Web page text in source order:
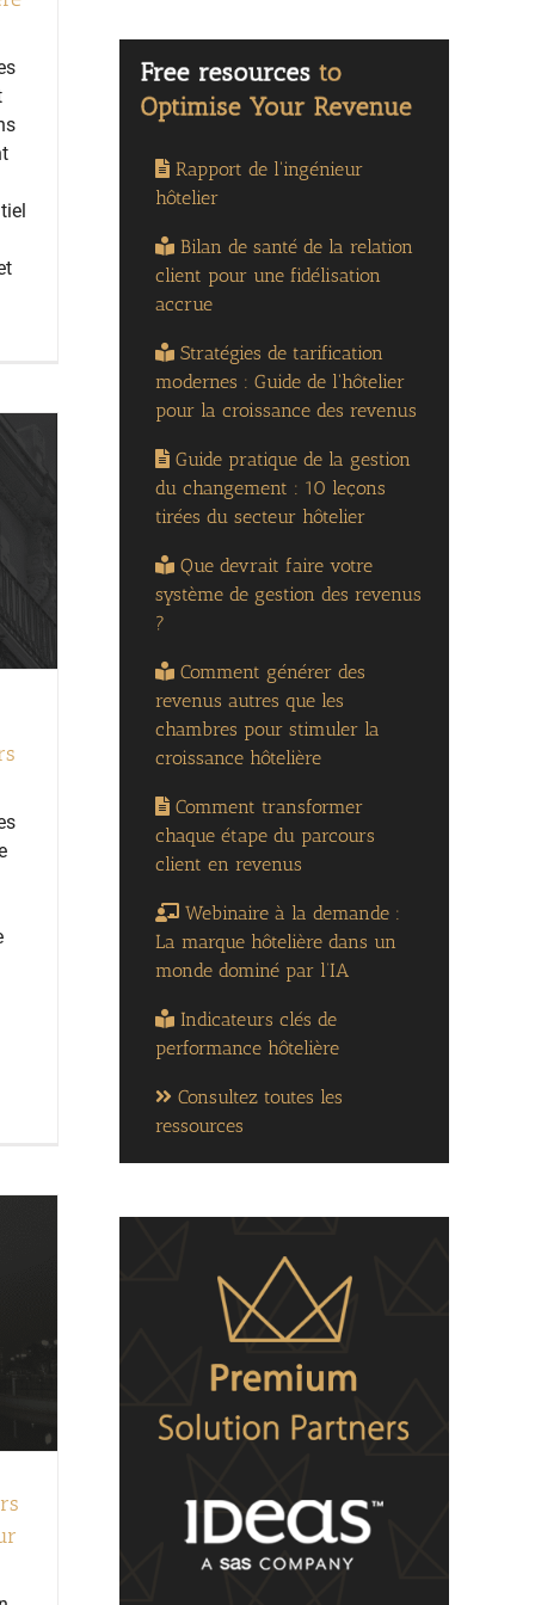
Rapport de l'ingénieur
hôtelier
Bilan de santé de la relation
client pour une fidélisation
accrue
Stratégies de tarification
modernes : Guide de l'hôtelier
pour la croissance des revenus
Guide pratique de la gestion
du changement : 10 leçons
tirées du secteur hôtelier
Que devrait faire votre
système de gestion des revenus
?
Comment générer des
revenus autres que les
chambres pour stimuler la
croissance hôtelière
Comment transformer
chaque étape du parcours
client en revenus
Webinaire à la demande :
La marque hôtelière dans un
monde dominé par l’IA
Indicateurs clés de
performance hôtelière
Consultez toutes les
ressources